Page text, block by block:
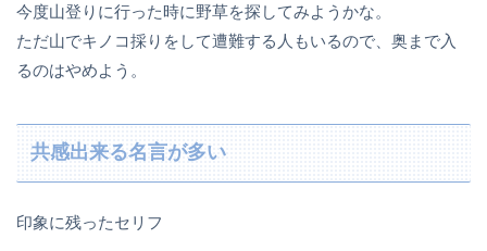
今度山登りに行った時に野草を探してみようかな。
ただ山でキノコ採りをして遭難する人もいるので、奥まで入
るのはやめよう。
共感出来る名言が多い
印象に残ったセリフ